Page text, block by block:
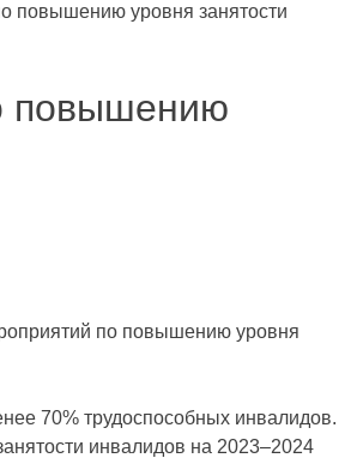
повышению уровня занятости
повышению
по повышению уровня
70% трудоспособных инвалидов.
инвалидов на 2023–2024